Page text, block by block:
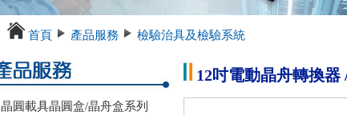
首頁 產品服務 檢驗治具及檢驗系統
晶圓載具晶圓盒/晶舟盒系列
12吋電動晶舟轉換